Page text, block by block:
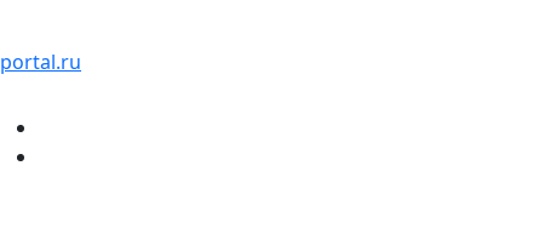
portal.ru